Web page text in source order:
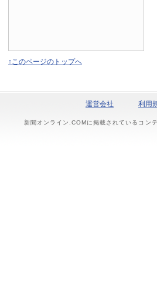
↑このページのトップへ
運営会社 利用
新聞オンライン.COMに掲載されているコン